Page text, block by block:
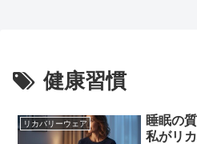
健康習慣
リカバリーウェア
睡眠の
私がリ